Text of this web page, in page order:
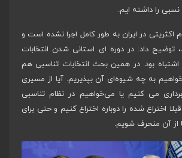
را داشته ایم.
اکثریتی در ایران به طور کامل اجرا نشده است و
توضیح داد: در دوره ای استانی شدن انتخابات
بود. در همین بحث انتخابات تناسبی هم
به چه شیوه‌ای آن بپذیریم. آیا از مسیری
می کنیم یا می‌خواهیم در نظام تناسبی
اختراع شده را دوباره اختراع کنیم و حتی برای
از آن منحرف شویم.